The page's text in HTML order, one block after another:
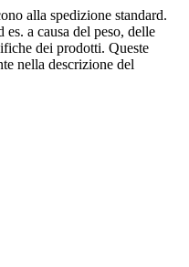
alla spedizione standard.
a causa del peso, delle
dei prodotti. Queste
nella descrizione del